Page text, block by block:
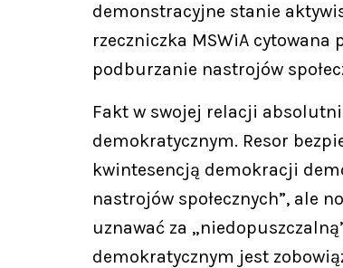
demonstracyjne stanie
rzeczniczka MSWiA
podburzanie nastrojów
Fakt w swojej relacji
demokratycznym. Resor
kwintesencją demokracji
nastrojów społecznych”, ale
uznawać za
demokratycznym jest